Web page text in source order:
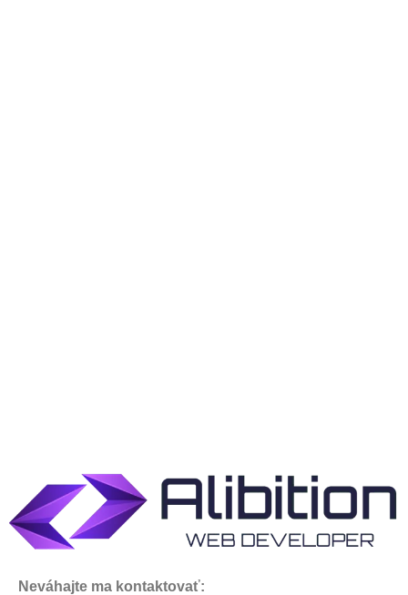
Neváhajte ma kontaktovať: